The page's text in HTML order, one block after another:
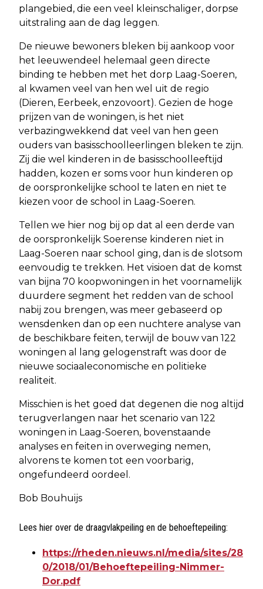
plangebied, die een veel kleinschaliger, dorpse
uitstraling aan de dag leggen.
De nieuwe bewoners bleken bij aankoop voor
het leeuwendeel helemaal geen directe
binding te hebben met het dorp Laag-Soeren,
al kwamen veel van hen wel uit de regio
(Dieren, Eerbeek, enzovoort). Gezien de hoge
prijzen van de woningen, is het niet
verbazingwekkend dat veel van hen geen
ouders van basisschoolleerlingen bleken te zijn.
Zij die wel kinderen in de basisschoolleeftijd
hadden, kozen er soms voor hun kinderen op
de oorspronkelijke school te laten en niet te
kiezen voor de school in Laag-Soeren.
Tellen we hier nog bij op dat al een derde van
de oorspronkelijk Soerense kinderen niet in
Laag-Soeren naar school ging, dan is de slotsom
eenvoudig te trekken. Het visioen dat de komst
van bijna 70 koopwoningen in het voornamelijk
duurdere segment het redden van de school
nabij zou brengen, was meer gebaseerd op
wensdenken dan op een nuchtere analyse van
de beschikbare feiten, terwijl de bouw van 122
woningen al lang gelogenstraft was door de
nieuwe sociaaleconomische en politieke
realiteit.
Misschien is het goed dat degenen die nog altijd
terugverlangen naar het scenario van 122
woningen in Laag-Soeren, bovenstaande
analyses en feiten in overweging nemen,
alvorens te komen tot een voorbarig,
ongefundeerd oordeel.
Bob Bouhuijs
Lees hier over de draagvlakpeiling en de behoeftepeiling:
https://rheden.nieuws.nl/media/sites/28
0/2018/01/Behoeftepeiling-Nimmer-
Dor.pdf